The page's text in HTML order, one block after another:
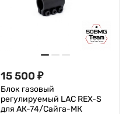
15 500 ₽
Блок газовый
регулируемый LAC REX-S
для АК-74/Сайга-МК